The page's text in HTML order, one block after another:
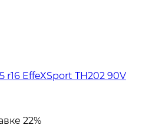
EffeXSport TH202 90V
22%